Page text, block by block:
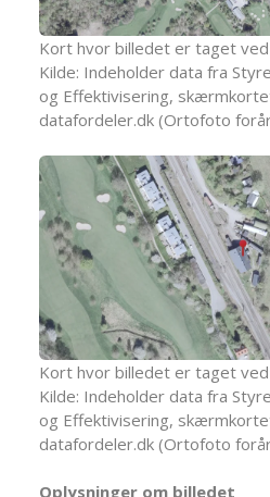
Kort hvor billedet er taget ved
Kilde: Indeholder data fra
og Effektivisering,
datafordeler.dk (Ortofoto
Kort hvor billedet er taget ved
Kilde: Indeholder data fra
og Effektivisering,
datafordeler.dk (Ortofoto
Oplysninger om billedet